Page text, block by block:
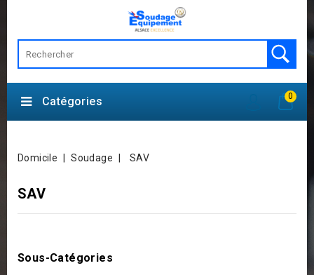
0
Catégories
Domicile Soudage SAV
SAV
Sous-Catégories